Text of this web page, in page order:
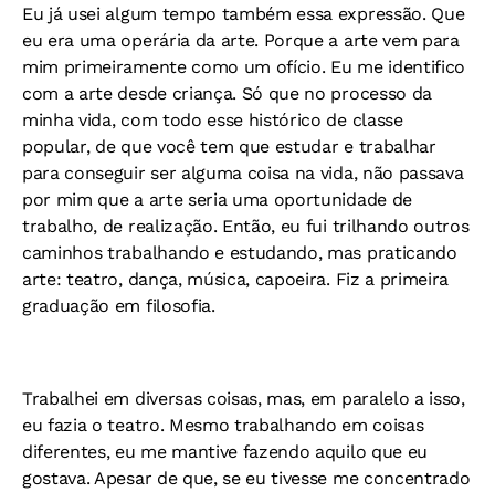
Eu já usei algum tempo também essa expressão. Que
eu era uma operária da arte. Porque a arte vem para
mim primeiramente como um ofício. Eu me identifico
com a arte desde criança. Só que no processo da
minha vida, com todo esse histórico de classe
popular, de que você tem que estudar e trabalhar
para conseguir ser alguma coisa na vida, não passava
por mim que a arte seria uma oportunidade de
trabalho, de realização. Então, eu fui trilhando outros
caminhos trabalhando e estudando, mas praticando
arte: teatro, dança, música, capoeira. Fiz a primeira
graduação em filosofia.
Trabalhei em diversas coisas, mas, em paralelo a isso,
eu fazia o teatro. Mesmo trabalhando em coisas
diferentes, eu me mantive fazendo aquilo que eu
gostava. Apesar de que, se eu tivesse me concentrado